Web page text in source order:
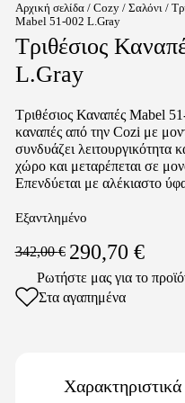
Αρχική σελίδα/ Cozy/ Σαλόνι /
Mabel 51-002 L.Gray
Τριθέσιος
L.Gray
Εξαντλημένο
Τριθέσιος Καναπές Mabel
καναπές από την Cozi με
συνδυάζει λειτουργικότητα
χώρο και μεταρέπεται σε
Επενδύεται με αλέκιαστο
342,00€ 290,70 €
Χαρακτηριστικά
Ρωτήστε μας για το
Στα αγαπημένα